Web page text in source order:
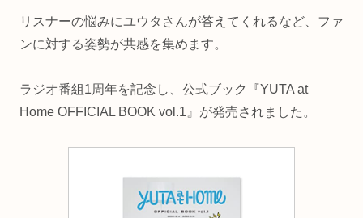
リスナーの悩みにユウタさんが答えてくれるなど、ファ
ンに対する姿勢が共感を集めます。
ラジオ番組1周年を記念し、公式ブック『YUTA at
Home OFFICIAL BOOK vol.1』が発売されました。